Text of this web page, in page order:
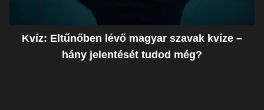
Kvíz: Eltűnőben lévő magyar szavak kvíze –
hány jelentését tudod még?